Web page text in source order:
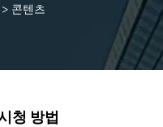
> 콘텐츠
청 방법